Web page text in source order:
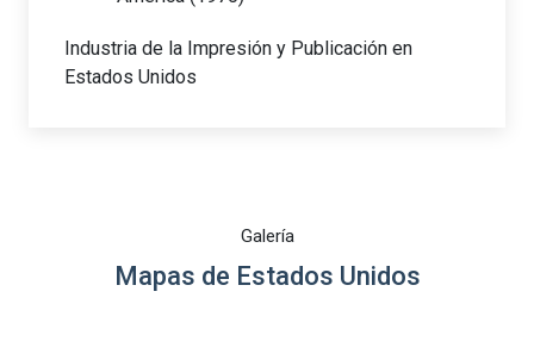
Industria de la Impresión y Publicación en
Estados Unidos
Galería
Mapas de Estados Unidos